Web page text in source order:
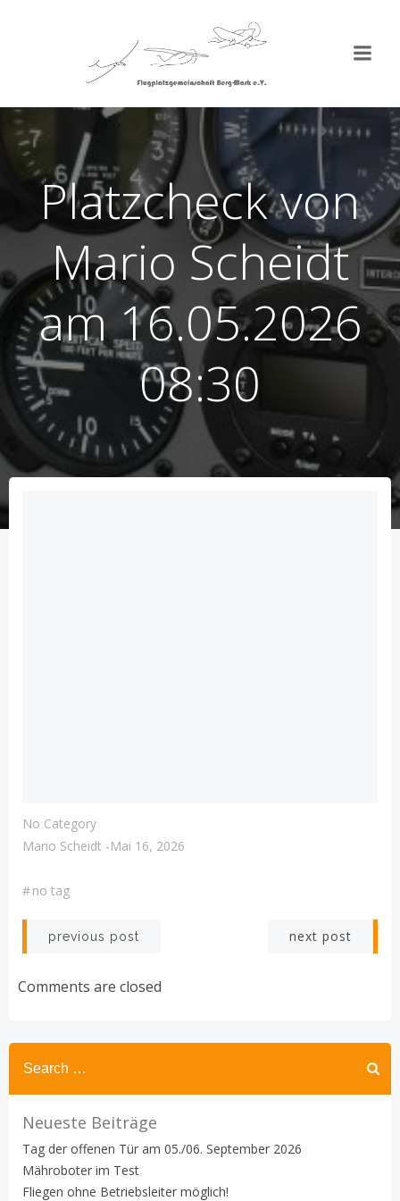
Inhalt
springen
Platzcheck von
Mario Scheidt
am 16.05.2026
08:30
No Category
Mario Scheidt -Mai 16, 2026
#no tag
Post
navigation
previous post next post
Comments are closed
Search
for:
Neueste Beiträge
Tag der offenen Tür am 05./06. September 2026
Mähroboter im Test
Fliegen ohne Betriebsleiter möglich!